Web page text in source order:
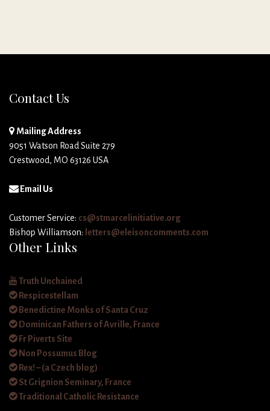
Contact Us
Mailing Address
9051 Watson Road Suite 279
Crestwood, MO 63126 USA
Email Us
Customer Service: cs@stmarcelinitiative.org
Bishop Williamson: letters@eleisoncomments.com
Other Links
Truth Unchained
Respicestellam
Benedictine Monks of Santa Cruz
Dominican Fathers of Avrille, France
Fr Piverts Site
Non Possumus Blog
Rex! – (a Czech blog)
St Grignion Seminary, France
Traditional Catholic Resistance